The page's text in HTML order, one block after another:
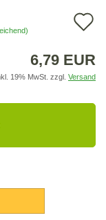
6,79 EUR
19% MwSt. zzgl. Versand